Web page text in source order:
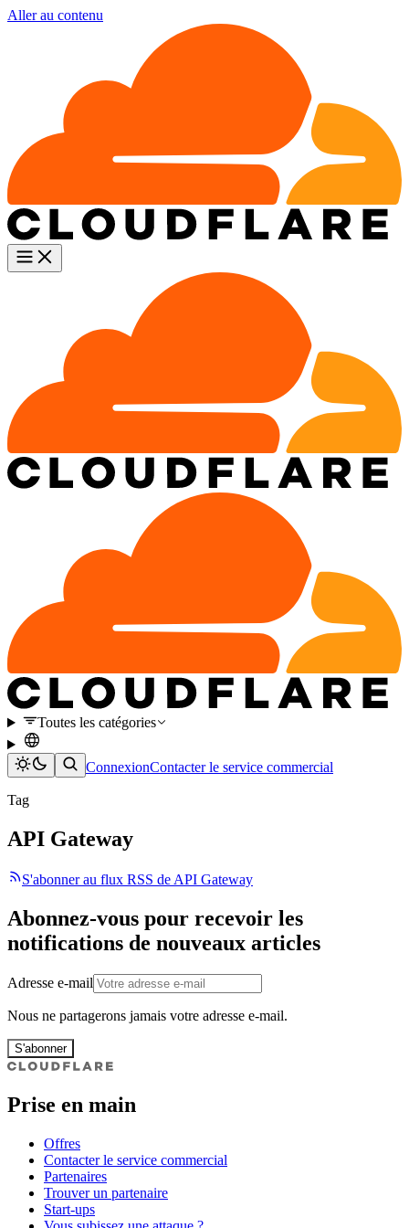
Aller au contenu
Toutes les catégories
ConnexionContacter le service commercial
Tag
API Gateway
S'abonner au flux RSS de API Gateway
Abonnez-vous pour recevoir les
notifications de nouveaux articles
Adresse e-mail
Nous ne partagerons jamais votre adresse e-mail.
S'abonner
Prise en main
Offres
Contacter le service commercial
Partenaires
Trouver un partenaire
Start-ups